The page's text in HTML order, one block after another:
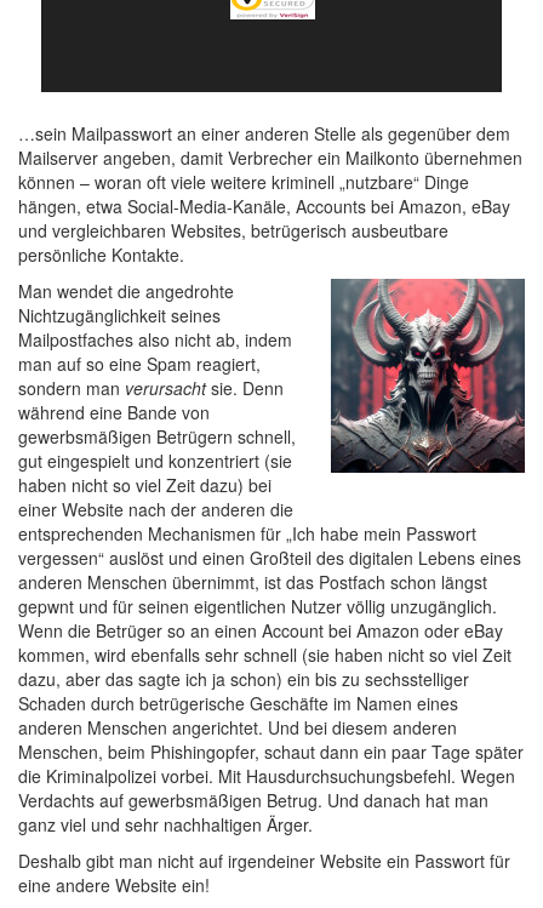
…sein Mailpasswort an einer anderen Stelle als gegenüber dem
Mailserver angeben, damit Verbrecher ein Mailkonto übernehmen
können – woran oft viele weitere kriminell „nutzbare“ Dinge
hängen, etwa Social-Media-Kanäle, Accounts bei Amazon, eBay
und vergleichbaren Websites, betrügerisch ausbeutbare
persönliche Kontakte.
Man wendet die angedrohte
Nichtzugänglichkeit seines
Mailpostfaches also nicht ab, indem
man auf so eine Spam reagiert,
sondern man verursachtsie. Denn
während eine Bande von
gewerbsmäßigen Betrügern schnell,
gut eingespielt und konzentriert (sie
haben nicht so viel Zeit dazu) bei
einer Website nach der anderen die
entsprechenden Mechanismen für „Ich habe mein Passwort
vergessen“ auslöst und einen Großteil des digitalen Lebens eines
anderen Menschen übernimmt, ist das Postfach schon längst
gepwnt und für seinen eigentlichen Nutzer völlig unzugänglich.
Wenn die Betrüger so an einen Account bei Amazon oder eBay
kommen, wird ebenfalls sehr schnell (sie haben nicht so viel Zeit
dazu, aber das sagte ich ja schon) ein bis zu sechsstelliger
Schaden durch betrügerische Geschäfte im Namen eines
anderen Menschen angerichtet. Und bei diesem anderen
Menschen, beim Phishingopfer, schaut dann ein paar Tage später
die Kriminalpolizei vorbei. Mit Hausdurchsuchungsbefehl. Wegen
Verdachts auf gewerbsmäßigen Betrug. Und danach hat man
ganz viel und sehr nachhaltigen Ärger.
Deshalb gibt man nicht auf irgendeiner Website ein Passwort für
eine andere Website ein!